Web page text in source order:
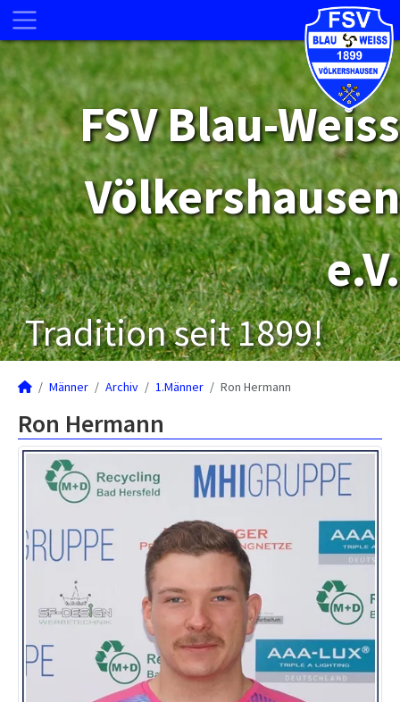
FSV Blau-Weiss
Völkershausen
e.V.
Tradition seit 1899!
Männer Archiv 1.Männer Ron Hermann
Ron Hermann